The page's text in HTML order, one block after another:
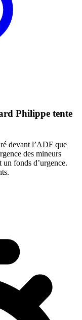
Philippe tente
devant l’ADF que
des mineurs
fonds d’urgence.